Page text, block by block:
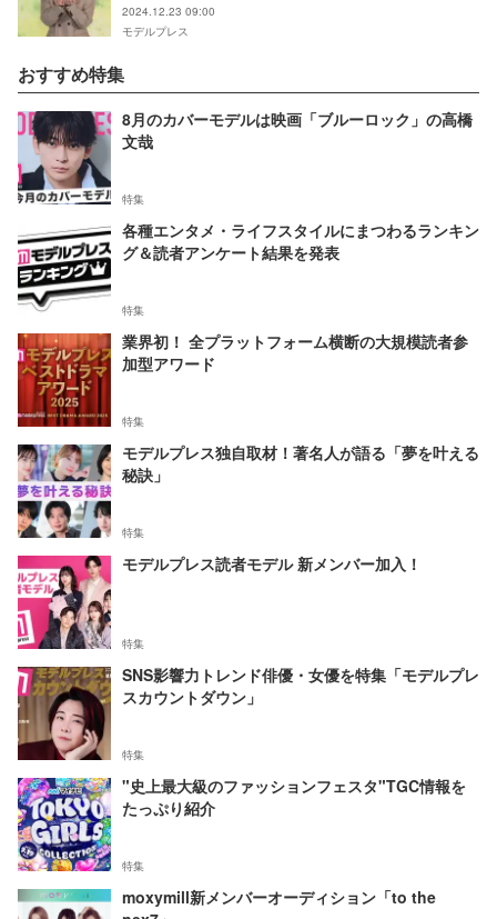
2024.12.23 09:00
モデルプレス
おすすめ特集
8月のカバーモデルは映画「ブルーロック」の高橋
文哉
特集
各種エンタメ・ライフスタイルにまつわるランキン
グ＆読者アンケート結果を発表
特集
業界初！ 全プラットフォーム横断の大規模読者参
加型アワード
特集
モデルプレス独自取材！著名人が語る「夢を叶える
秘訣」
特集
モデルプレス読者モデル 新メンバー加入！
特集
SNS影響力トレンド俳優・女優を特集「モデルプレ
スカウントダウン」
特集
"史上最大級のファッションフェスタ"TGC情報を
たっぷり紹介
特集
moxymill新メンバーオーディション「to the